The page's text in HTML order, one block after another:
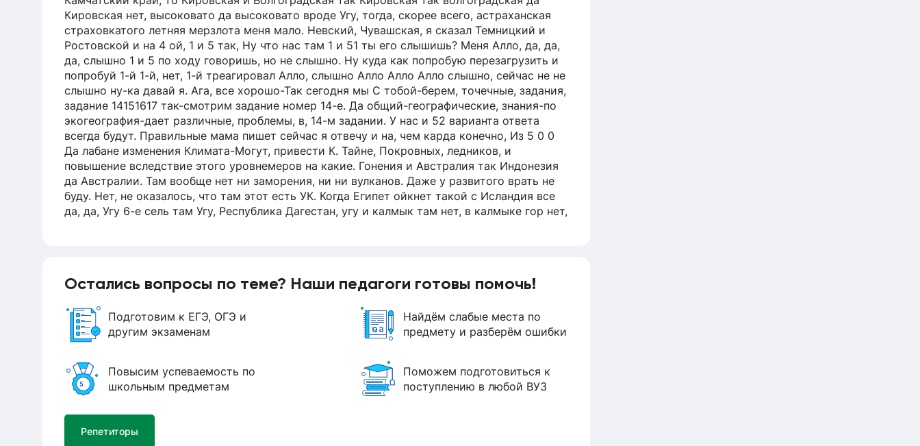
Кировская нет, высоковато да высоковато вроде Угу, тогда, скорее всего, астраханская
страховкатого летняя мерзлота меня мало. Невский, Чувашская, я сказал Темницкий и
Ростовской и на 4 ой, 1 и 5 так, Ну что нас там 1 и 51 ты его слышишь? Меня Алло, да, да,
да, слышно 1 и 5 по ходу говоришь, но не слышно. Ну куда как попробую перезагрузить и
попробуй 1-й 1-й, нет, 1-й треагировал Алло, слышно Алло Алло Алло слышно, сейчас не не
слышно ну-ка давай я. Ага, все хорошо-Так сегодня мы С тобой-берем, точечные, задания,
задание 14151617 так-смотрим задание номер 14-е. Да общий-географические, знания-по
экогеография-дает различные, проблемы, в, 14-м задании. У нас и 52 варианта ответа
всегда будут. Правильные мама пишет сейчас я отвечу и на, чем карда конечно, Из 5 0 0
Да лабане изменения Климата-Могут, привести К. Тайне, Покровных, ледников, и
повышение вследствие этого уровнемеров на какие. Гонения и Австралия так Индонезия
да Австралии. Там вообще нет ни заморения, ни ни вулканов. Даже у развитого врать не
буду. Нет, не оказалось, что там этот есть УК. Когда Египет ойкнет такой с Исландия все
да, да, Угу 6-е сель там Угу, Республика Дагестан, угу и калмык там нет, в калмыке гор нет,
официальным Мисикова Стралиса сказал мне Нстроение, а точнее, Нидерланды,
рак, и там их трясет постоянно. Тут Альпийска гималайская складчатость запоминай так
дальше техническая по твоему комизму понял Япония и Филиппины. Так, Япония и
Филиппины да 9-я снежные лавины Северная Осетия это точно, и Архангельская, скорее
всего, серости, да и Краснодарский край мысли там снежные лавины. Ну, потому что до
трети Краснодарского края это горы, а точно там же, на горах снег и все такое. Да, все
понял 50 а землетрясение так, ну это что? Гонения И австралия так индонезия да
нет, не оказалось, что, там этот Есть ук когда, египет Ойкнет такой С Исландия, все да да,
угу 6-е сель там-угу республика, дагестан угу, и калмык там нет в, калмыке, гор нет
Остались вопросы по теме? Наши педагоги готовы помочь!
Подготовим к ЕГЭ, ОГЭ и
другим экзаменам
Найдём слабые места по
предмету и разберём ошибки
Повысим успеваемость по
школьным предметам
Поможем подготовиться к
поступлению в любой ВУЗ
Репетиторы